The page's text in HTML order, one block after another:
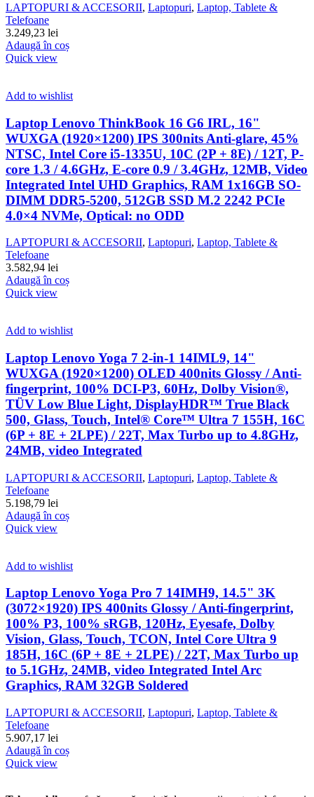
LAPTOPURI & ACCESORII, Laptopuri, Laptop, Tablete &
Telefoane
3.249,23 lei
Adaugă în coș
Quick view
Add to wishlist
Laptop Lenovo ThinkBook 16 G6 IRL, 16"
WUXGA (1920×1200) IPS 300nits Anti-glare, 45%
NTSC, Intel Core i5-1335U, 10C (2P + 8E) / 12T, P-
core 1.3 / 4.6GHz, E-core 0.9 / 3.4GHz, 12MB, Video
Integrated Intel UHD Graphics, RAM 1x16GB SO-
DIMM DDR5-5200, 512GB SSD M.2 2242 PCIe
4.0×4 NVMe, Optical: no ODD
LAPTOPURI & ACCESORII, Laptopuri, Laptop, Tablete &
Telefoane
3.582,94 lei
Adaugă în coș
Quick view
Add to wishlist
Laptop Lenovo Yoga 7 2-in-1 14IML9, 14"
WUXGA (1920×1200) OLED 400nits Glossy / Anti-
fingerprint, 100% DCI-P3, 60Hz, Dolby Vision®,
TÜV Low Blue Light, DisplayHDR™ True Black
500, Glass, Touch, Intel® Core™ Ultra 7 155H, 16C
(6P + 8E + 2LPE) / 22T, Max Turbo up to 4.8GHz,
24MB, video Integrated
LAPTOPURI & ACCESORII, Laptopuri, Laptop, Tablete &
Telefoane
5.198,79 lei
Adaugă în coș
Quick view
Add to wishlist
Laptop Lenovo Yoga Pro 7 14IMH9, 14.5" 3K
(3072×1920) IPS 400nits Glossy / Anti-fingerprint,
100% P3, 100% sRGB, 120Hz, Eyesafe, Dolby
Vision, Glass, Touch, TCON, Intel Core Ultra 9
185H, 16C (6P + 8E + 2LPE) / 22T, Max Turbo up
to 5.1GHz, 24MB, video Integrated Intel Arc
Graphics, RAM 32GB Soldered
LAPTOPURI & ACCESORII, Laptopuri, Laptop, Tablete &
Telefoane
5.907,17 lei
Adaugă în coș
Quick view